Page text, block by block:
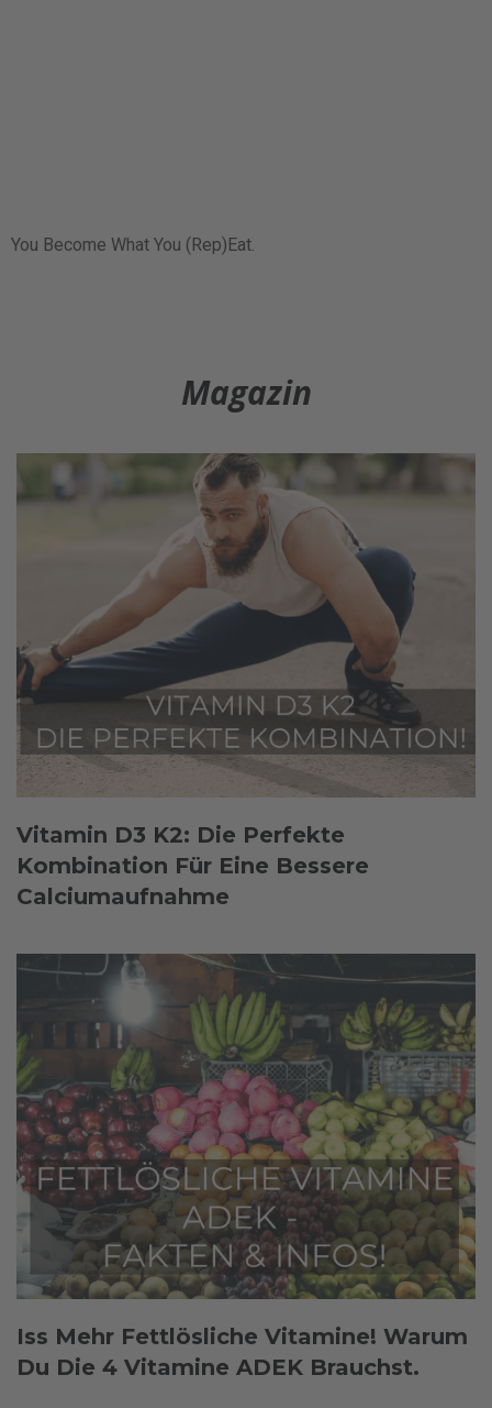
You Become What You (Rep)Eat.
Magazin
Vitamin D3 K2: Die Perfekte
Kombination Für Eine Bessere
Calciumaufnahme
Iss Mehr Fettlösliche Vitamine! Warum
Du Die 4 Vitamine ADEK Brauchst.